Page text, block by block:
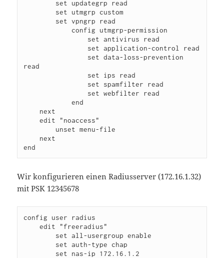
read
            end
    edit "noaccess"
Wir konfigurieren einen Radiusserver (172.16.1.32)
mit PSK 12345678
config user radius
    edit "freeradius"